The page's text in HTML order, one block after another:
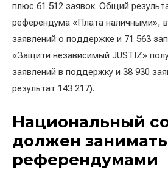
плюс 61 512 заявок. Общий
референдума «Плата наличными»,
заявлений о поддержке и 71 563
«Защити независимый JUSTIZ»
заявлений в поддержку и 38 930
результат 143 217).
Национальный
должен
референдумами